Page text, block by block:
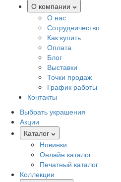
О компании
О нас
Сотрудничество
Как купить
Оплата
Блог
Выставки
Точки продаж
График работы
Контакты
Выбрать украшения
Акции
Каталог
Новинки
Онлайн каталог
Печатный каталог
Коллекции